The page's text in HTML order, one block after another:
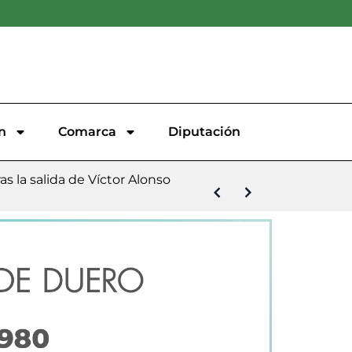
Comarca Diputación
y San Roque
la salida de Víctor Alonso
‘Virgen del Villar’
101
contra el PSOE
la Plataforma Oficial contra